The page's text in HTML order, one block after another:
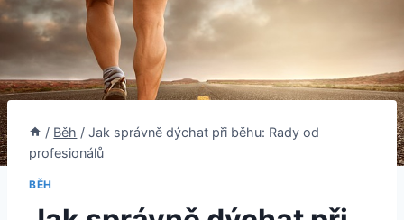
/ Běh / Jak správně dýchat při běhu: Rady od
profesionálů
BĚH